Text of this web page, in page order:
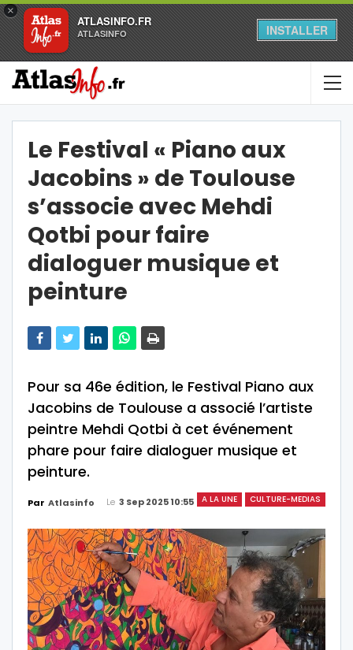
×
ATLASINFO.FR
ATLASINFO INSTALLER
Le Festival « Piano aux
Jacobins » de Toulouse
s’associe avec Mehdi
Qotbi pour faire
dialoguer musique et
peinture
Pour sa 46e édition, le Festival Piano aux
Jacobins de Toulouse a associé l’artiste
peintre Mehdi Qotbi à cet événement
phare pour faire dialoguer musique et
peinture.
A LA UNE CULTURE-MEDIAS
Par Atlasinfo Le 3 Sep 2025 10:55